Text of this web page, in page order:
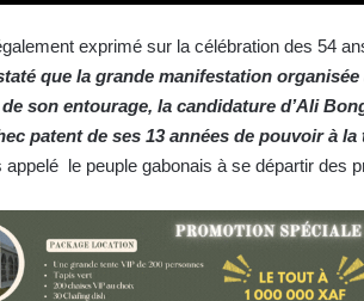
exprimé sur la célébration des 54
que la grande manifestation
son entourage, la candidature d’Ali
patent de ses 13 années de pouvoir à la
appelé le peuple gabonais à se départir des